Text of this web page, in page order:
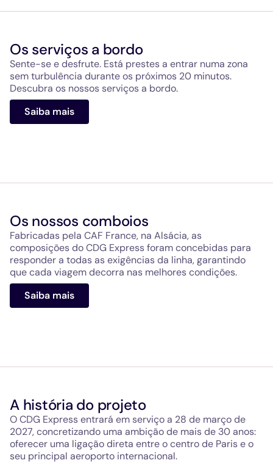
Os serviços a bordo
Sente-se e desfrute. Está prestes a entrar numa zona
sem turbulência durante os próximos 20 minutos.
Descubra os nossos serviços a bordo.
Saiba mais
Os nossos comboios
Fabricadas pela CAF France, na Alsácia, as
composições do CDG Express foram concebidas para
responder a todas as exigências da linha, garantindo
que cada viagem decorra nas melhores condições.
Saiba mais
A história do projeto
O CDG Express entrará em serviço a 28 de março de
2027, concretizando uma ambição de mais de 30 anos:
oferecer uma ligação direta entre o centro de Paris e o
seu principal aeroporto internacional.